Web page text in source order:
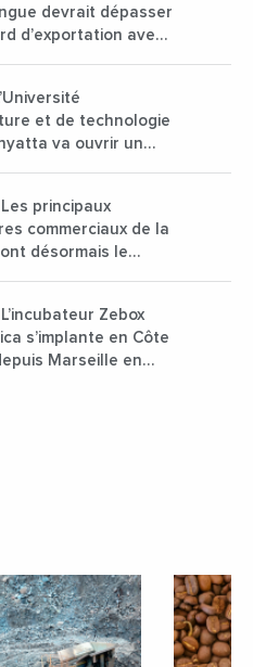
devrait dépasser
d’exportation avec
et de technologie
va ouvrir un
de Karen à
janvier 2023
principaux
commerciaux de la
désormais le
Zebox
s’implante en Côte
Marseille en